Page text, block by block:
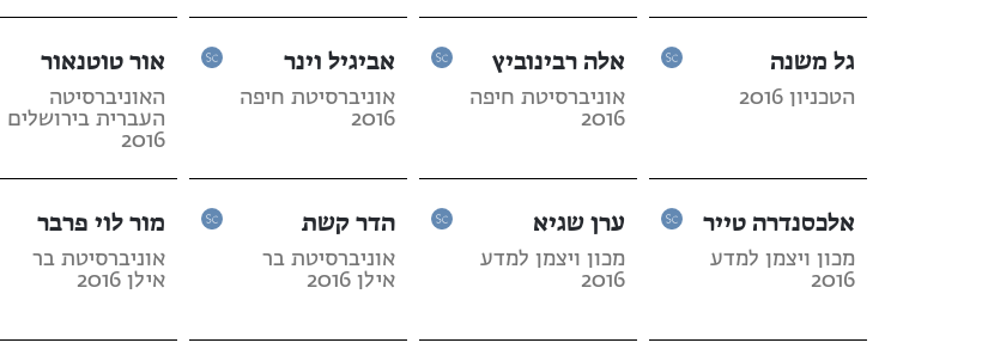
גל משנה
הטכניון 2016
אלה רבינוביץ
אוניברסיטת חיפה
2016
אביגיל וינר
אוניברסיטת חיפה
2016
אור טוטנאור
האוניברסיטה
העברית בירושלים
2016
אלכסנדרה טייר
מכון ויצמן למדע
2016
ערן שגיא
מכון ויצמן למדע
2016
הדר קשת
אוניברסיטת בר
אילן 2016
מור לוי פרבר
אוניברסיטת בר
אילן 2016